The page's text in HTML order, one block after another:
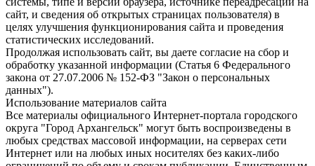
сайт, и сведения об открытых страницах пользователя) в
целях улучшения функционирования сайта и проведения
статистических исследований.
Продолжая использовать сайт, вы даете согласие на сбор и
обработку указанной информации (Статья 6 Федерального
закона от 27.07.2006 № 152-ФЗ "Закон о персональных
данных").
Использование материалов сайта
Все материалы официального Интернет-портала городского
округа "Город Архангельск" могут быть воспроизведены в
любых средствах массовой информации, на серверах сети
Интернет или на любых иных носителях без каких-либо